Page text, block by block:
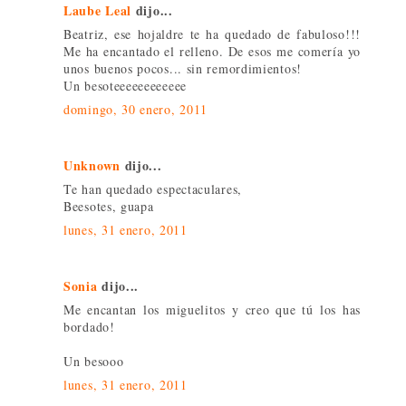
Laube Leal dijo...
Beatriz, ese hojaldre te ha quedado de fabuloso!!!
Me ha encantado el relleno. De esos me comería yo
unos buenos pocos... sin remordimientos!
Un besoteeeeeeeeeeee
domingo, 30 enero, 2011
Unknown dijo...
Te han quedado espectaculares,
Beesotes, guapa
lunes, 31 enero, 2011
Sonia dijo...
Me encantan los miguelitos y creo que tú los has
bordado!
Un besooo
lunes, 31 enero, 2011